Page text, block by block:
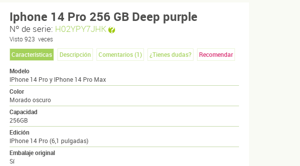
Iphone 14 Pro 256 GB Deep purple
Nº de serie: H02YPY7JHK
Visto923 veces
Características
Descripción Comentarios (1) ¿Tienes dudas? Recomendar
Modelo
IPhone 14 Pro y IPhone 14 Pro Max
Color
Morado oscuro
Capacidad
256GB
Edición
IPhone 14 Pro (6,1 pulgadas)
Embalaje original
Sí